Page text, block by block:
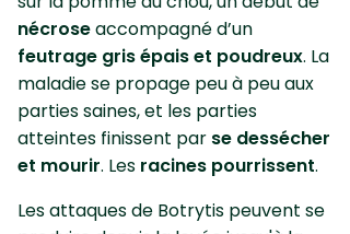
nécroseaccompagné d’un
feutrage gris épais et poudreux. La
maladie se propage peu à peu aux
parties saines, et les parties
atteintes finissent par se dessécher
et mourir. Les racines pourrissent.
Les attaques de Botrytis peuvent se